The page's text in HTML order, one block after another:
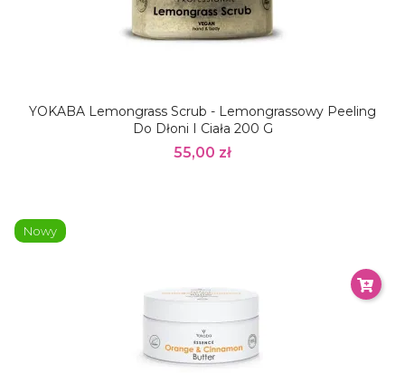
YOKABA Lemongrass Scrub - Lemongrassowy Peeling
Do Dłoni I Ciała 200 G
55,00 zł
Nowy